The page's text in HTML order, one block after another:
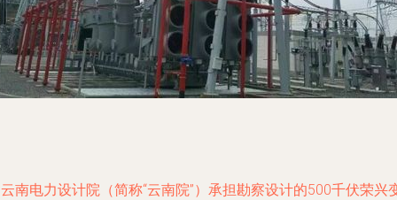
南电力设计院（简称“云南院”）承担勘察设计的500千伏荣兴